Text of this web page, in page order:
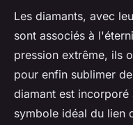
Les diamants, avec
sont associés à
pression extrême, ils
pour enfin sublimer
diamant est
symbole idéal du lien